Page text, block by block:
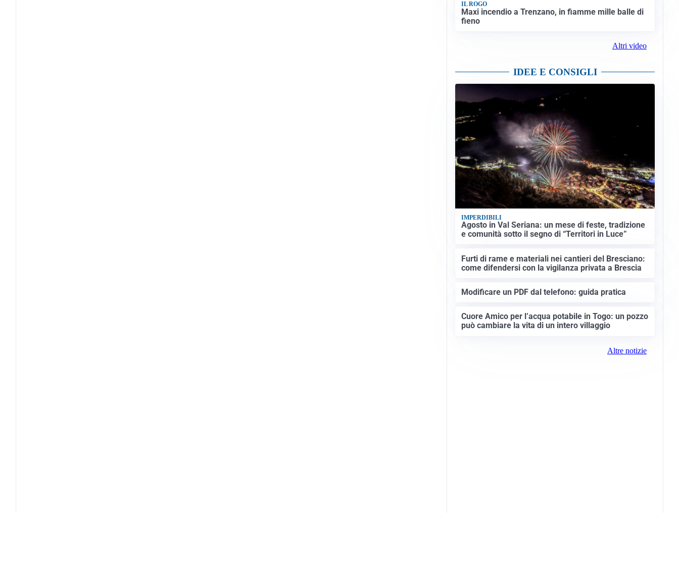
IL ROGO
Maxi incendio a Trenzano, in fiamme mille balle di
fieno
Altri video
IDEE E CONSIGLI
IMPERDIBILI
Agosto in Val Seriana: un mese di feste, tradizione
e comunità sotto il segno di “Territori in Luce”
Furti di rame e materiali nei cantieri del Bresciano:
come difendersi con la vigilanza privata a Brescia
Modificare un PDF dal telefono: guida pratica
Cuore Amico per l’acqua potabile in Togo: un pozzo
può cambiare la vita di un intero villaggio
Altre notizie